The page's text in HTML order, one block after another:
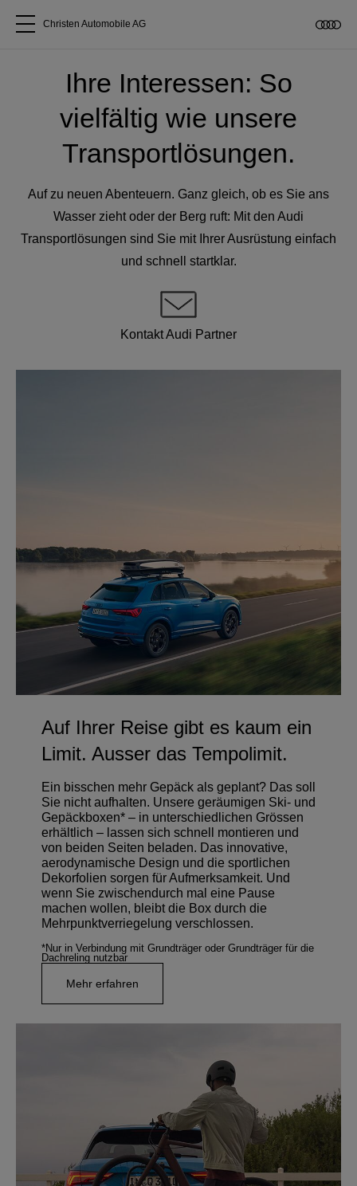
Alle Modelle
Über uns
Service & Reparatur
Audi Original Zubehör
Christen Automobile AG
Ihre Interessen: So
vielfältig wie unsere
Transportlösungen.
Auf zu neuen Abenteuern. Ganz gleich, ob es Sie ans
Wasser zieht oder der Berg ruft: Mit den Audi
Transportlösungen sind Sie mit Ihrer Ausrüstung einfach
und schnell startklar.
Kontakt Audi Partner
Auf Ihrer Reise gibt es kaum ein
Limit. Ausser das Tempolimit.
Ein bisschen mehr Gepäck als geplant? Das soll
Sie nicht aufhalten. Unsere geräumigen Ski- und
Gepäckboxen* – in unterschiedlichen Grössen
erhältlich – lassen sich schnell montieren und
von beiden Seiten beladen. Das innovative,
aerodynamische Design und die sportlichen
Dekorfolien sorgen für Aufmerksamkeit. Und
wenn Sie zwischendurch mal eine Pause
machen wollen, bleibt die Box durch die
Mehrpunktverriegelung verschlossen.
*Nur in Verbindung mit Grundträger oder Grundträger für die
Dachreling nutzbar
Mehr erfahren